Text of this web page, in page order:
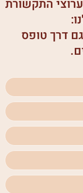
התקשורת
דרך טופס